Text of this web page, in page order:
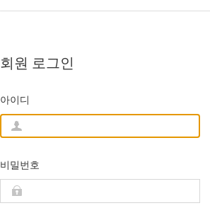
회원 로그인
아이디
비밀번호